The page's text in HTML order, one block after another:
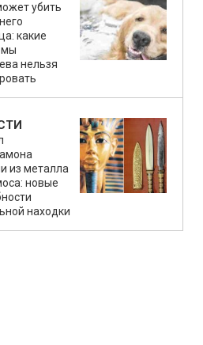
убить
какие
нельзя
из металла
новые
находки